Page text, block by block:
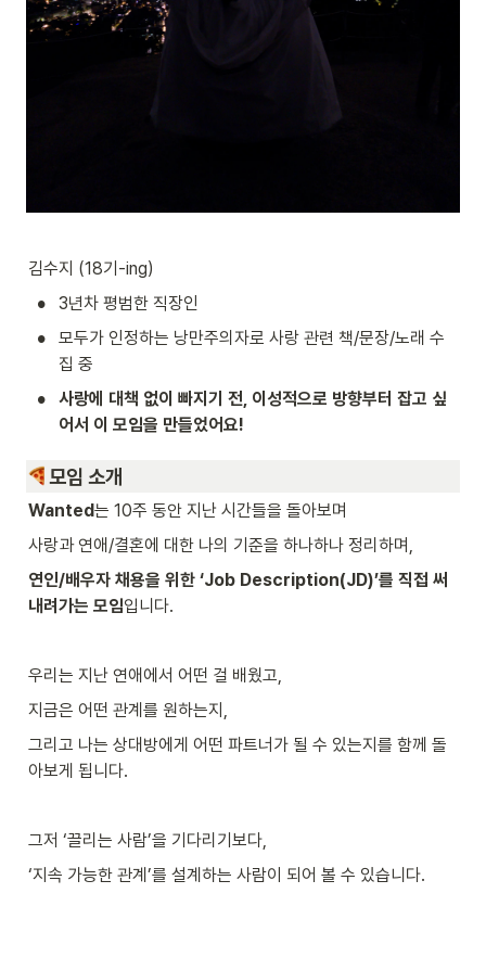
김수지 (18기-ing)
• 3년차 평범한 직장인
•
모두가 인정하는 낭만주의자로 사랑 관련 책/문장/노래 수
집 중
•
사랑에 대책 없이 빠지기 전, 이성적으로 방향부터 잡고 싶
어서 이 모임을 만들었어요!
모임 소개
Wanted는 10주 동안 지난 시간들을 돌아보며
사랑과 연애/결혼에 대한 나의 기준을 하나하나 정리하며,
연인/배우자 채용을 위한 ‘Job Description(JD)’를 직접 써
내려가는 모임입니다.
우리는 지난 연애에서 어떤 걸 배웠고,
지금은 어떤 관계를 원하는지,
그리고 나는 상대방에게 어떤 파트너가 될 수 있는지를 함께 돌
아보게 됩니다.
그저 ‘끌리는 사람’을 기다리기보다,
‘지속 가능한 관계’를 설계하는 사람이 되어 볼 수 있습니다.